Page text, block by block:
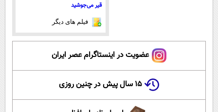
قیر می‌جوشید
فیلم های دیگر
عضویت در اینستاگرام عصر ایران
۱۵ سال پیش در چنین روزی